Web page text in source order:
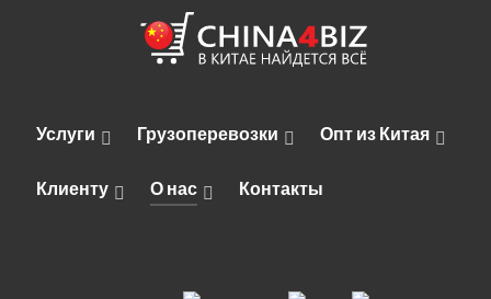
Услуги Грузоперевозки Опт из Китая
Клиенту О нас Контакты